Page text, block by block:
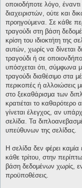
οποιοδήποτε λόγο, έναντι
διαχειριστών, ούτε και
προηγούμενα. Σε κάθε
τραγούδι στη βάση
κρίση του ιδιοκτήτη της
αυτών, χωρίς να δίνεται
τραγούδι ή σε
υπόσχεται ότι, σύμφωνα
τραγούδι διαθέσιμο στα
περικοπές ή αλλοιώσεις
στο ξεκαθάρισμα των
κρατιέται το καθαρότερο
γίνεται έλεγχος, αν
σελίδα. Τα
υπεύθυνων της σελίδας.
Η σελίδα δεν φέρει
κάθε τρίτου, στην
βάση δεδομένων χωρίς,
προϋποθέσεις.